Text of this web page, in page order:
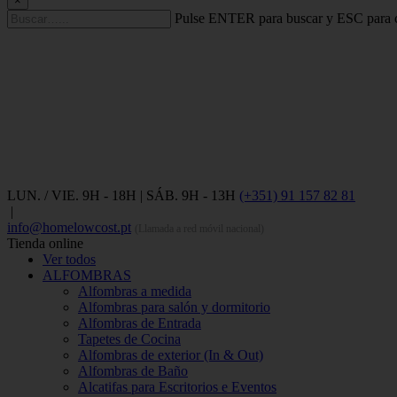
Pulse ENTER para buscar y ESC para
LUN. / VIE. 9H - 18H | SÁB. 9H - 13H (+351) 91 157 82 81
|
info@homelowcost.pt
Tienda online
Ver todos
ALFOMBRAS
Alfombras a medida
Alfombras para salón y dormitorio
Alfombras de Entrada
Tapetes de Cocina
Alfombras de exterior (In & Out)
Alfombras de Baño
Alcatifas para Escritorios e Eventos